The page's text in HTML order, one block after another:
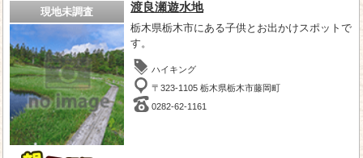
現地未調査 渡良瀬遊水地
栃木県栃木市にある子供とお出かけスポットで
す。
ハイキング
〒323-1105 栃木県栃木市藤岡町
0282-62-1161